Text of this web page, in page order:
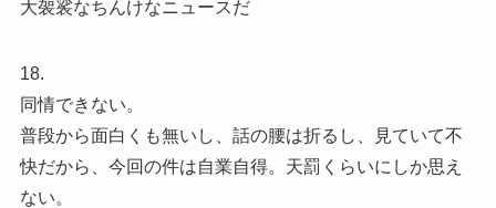
大袈裟なちんけなニュースだ
18.
同情できない。
普段から面白くも無いし、話の腰は折るし、見ていて不
快だから、今回の件は自業自得。天罰くらいにしか思え
ない。